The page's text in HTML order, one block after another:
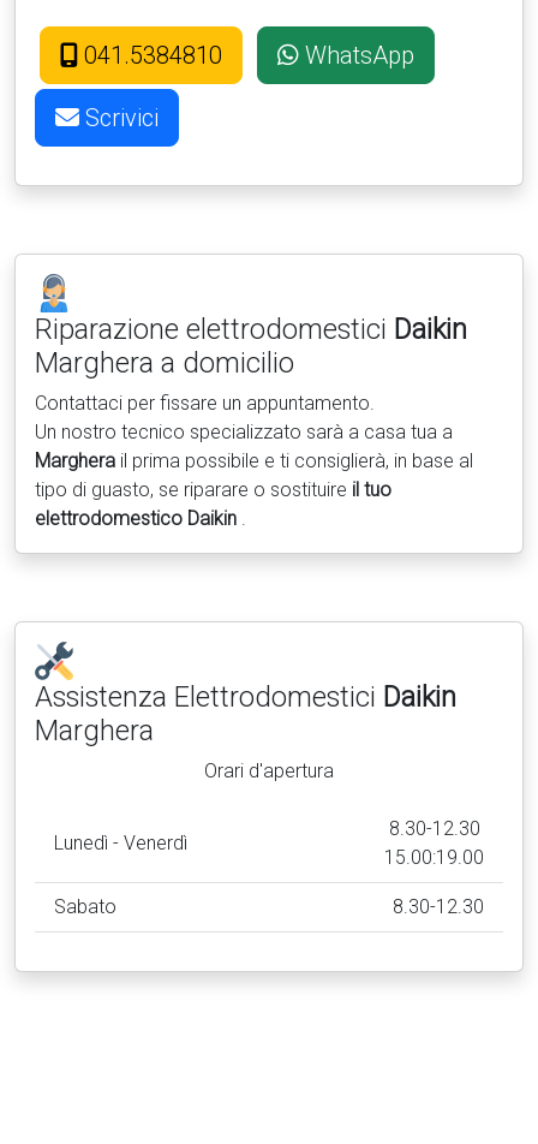
041.5384810 WhatsApp
Scrivici
Riparazione elettrodomestici Daikin
Marghera a domicilio
Contattaci per fissare un appuntamento.
Un nostro tecnico specializzato sarà a casa tua a
Marghera il prima possibile e ti consiglierà, in base al
tipo di guasto, se riparare o sostituire il tuo
elettrodomestico Daikin .
Assistenza Elettrodomestici Daikin
Marghera
Orari d'apertura
Lunedì - Venerdì
8.30-12.30
15.00:19.00
Sabato 8.30-12.30